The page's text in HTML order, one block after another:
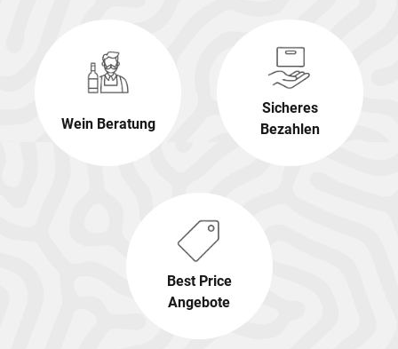
Wein Beratung
Sicheres
Bezahlen
Best Price
Angebote